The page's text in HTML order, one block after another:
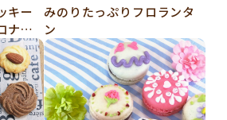
キー
ナッ
みのりたっぷりフロランタ
ン